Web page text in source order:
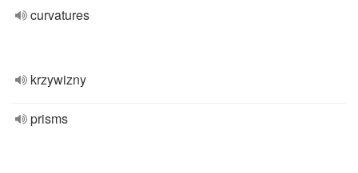
curvatures
krzywizny
prisms